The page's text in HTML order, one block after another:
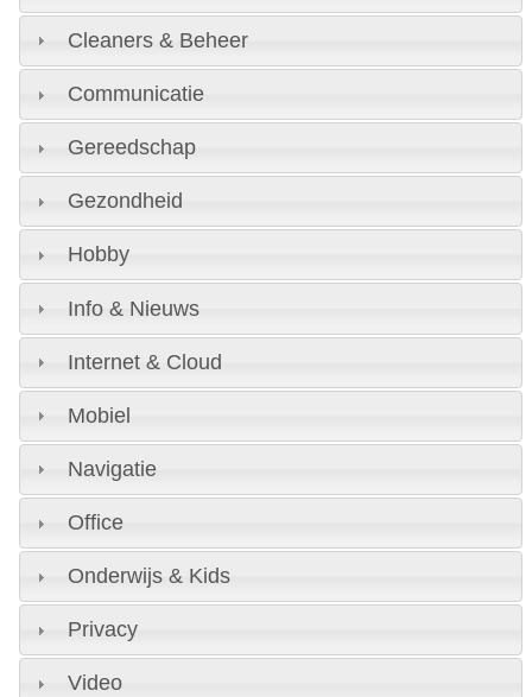
Cleaners & Beheer
Communicatie
Gereedschap
Gezondheid
Hobby
Info & Nieuws
Internet & Cloud
Mobiel
Navigatie
Office
Onderwijs & Kids
Privacy
Video